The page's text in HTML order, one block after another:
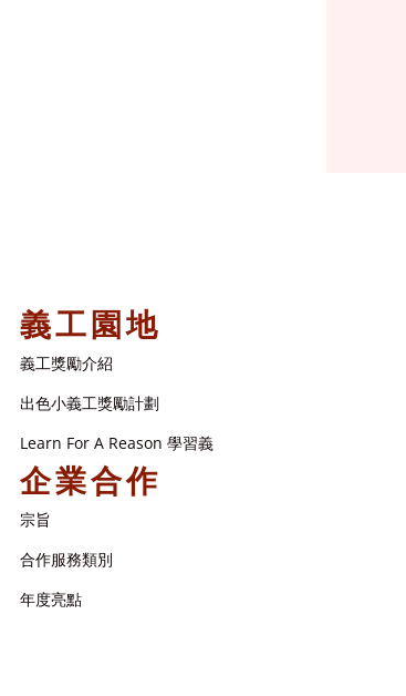
義工園地
義工獎勵介紹
出色小義工獎勵計劃
Learn For A Reason 學習義
企業合作
宗旨
合作服務類別
年度亮點